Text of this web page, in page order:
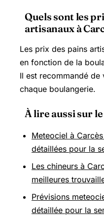
Quels sont les
artisanaux à
Les prix des pains
en fonction de la
Il est recommandé
chaque boulangerie.
À lire aussi sur
Meteociel à
détaillées pour la
Les chineurs à
meilleures
Prévisions
détaillée pour la